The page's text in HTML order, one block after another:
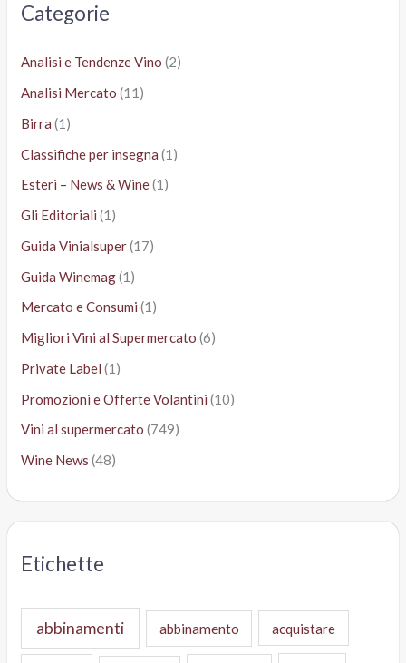
Categorie
Analisi e Tendenze Vino (2)
Analisi Mercato (11)
Birra (1)
Classifiche per insegna (1)
Esteri – News & Wine(1)
Gli Editoriali (1)
Guida Vinialsuper(17)
Guida Winemag(1)
Mercato e Consumi (1)
Migliori Vini al Supermercato (6)
Private Label (1)
Promozioni e Offerte Volantini (10)
Vini al supermercato (749)
Wine News (48)
Etichette
abbinamenti abbinamento acquistare